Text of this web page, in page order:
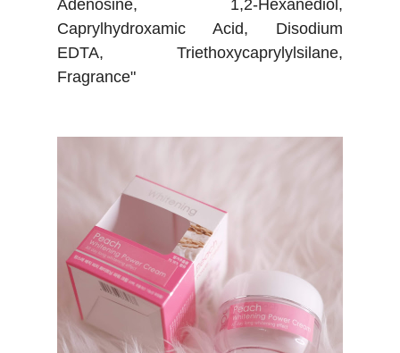
Adenosine, 1,2-Hexanediol,
Caprylhydroxamic Acid, Disodium
EDTA, Triethoxycaprylylsilane,
Fragrance"